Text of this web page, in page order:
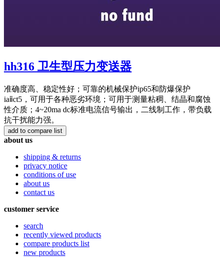
hh316 卫生型压力变送器
准确度高、稳定性好；可靠的机械保护ip65和防爆保护
iaⅱct5，可用于各种恶劣环境；可用于测量粘稠、结晶和腐蚀
性介质；4~20ma dc标准电流信号输出，二线制工作，带负载
抗干扰能力强。
about us
shipping & returns
privacy notice
conditions of use
about us
contact us
customer service
search
recently viewed products
compare products list
new products